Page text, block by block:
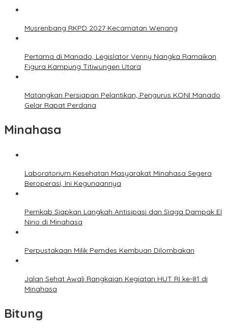
Musrenbang RKPD 2027 Kecamatan Wenang
Pertama di Manado, Legislator Venny Nangka Ramaikan
Figura Kampung Titiwungen Utara
Matangkan Persiapan Pelantikan, Pengurus KONI Manado
Gelar Rapat Perdana
Minahasa
Laboratorium Kesehatan Masyarakat Minahasa Segera
Beroperasi, Ini Kegunaannya
Pemkab Siapkan Langkah Antisipasi dan Siaga Dampak El
Nino di Minahasa
Perpustakaan Milik Pemdes Kembuan Dilombakan
Jalan Sehat Awali Rangkaian Kegiatan HUT RI ke-81 di
Minahasa
Bitung